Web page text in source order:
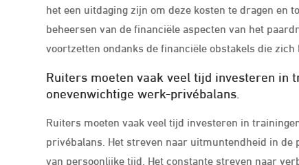
het een uitdaging zijn om deze kosten te dragen en
beheersen van de financiële aspecten van het
voortzetten ondanks de financiële obstakels die zich
Ruiters moeten vaak veel tijd investeren in
onevenwichtige werk-privébalans.
Ruiters moeten vaak veel tijd investeren in
privébalans. Het streven naar uitmuntendheid in
van persoonlijke tijd. Het constante streven naar